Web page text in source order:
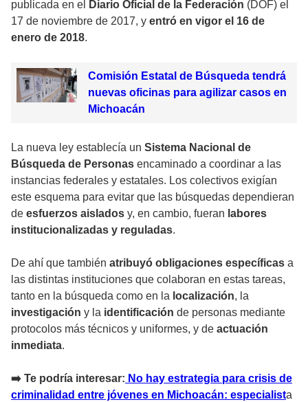
publicada en el
Diario Oficial de la Federación (DOF) el
17 de noviembre de 2017, y entró en vigor el 16 de
enero de 2018.
Comisión Estatal de Búsqueda tendrá
nuevas oficinas para agilizar casos en
Michoacán
La nueva ley establecía un Sistema Nacional de
Búsqueda de Personas encaminado a coordinar a las
instancias federales y estatales. Los colectivos exigían
este esquema para evitar que las búsquedas dependieran
de esfuerzos aislados y, en cambio, fueran labores
institucionalizadas y reguladas.
De ahí que también atribuyó obligaciones específicas a
las distintas instituciones que colaboran en estas tareas,
tanto en la búsqueda como en la localización, la
investigación y la identificación de personas mediante
protocolos más técnicos y uniformes, y de actuación
inmediata.
➡️ Te podría interesar: No hay estrategia para crisis de
criminalidad entre jóvenes en Michoacán: especialista